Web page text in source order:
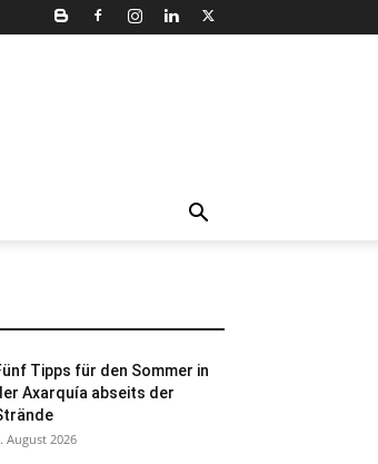
Tipps für den Sommer in
Axarquía abseits der
August 2026